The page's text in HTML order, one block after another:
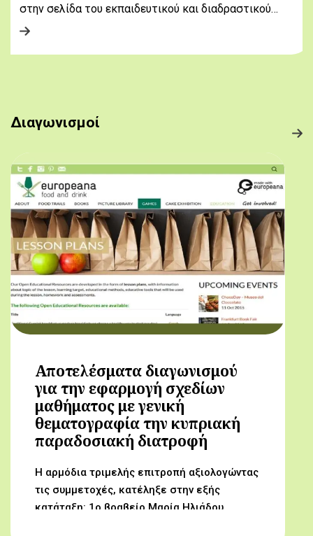
στην σελίδα του εκπαιδευτικού και διαδραστικού…
Διαγωνισμοί
Αποτελέσματα διαγωνισμού
για την εφαρμογή σχεδίων
μαθήματος με γενική
θεματογραφία την κυπριακή
παραδοσιακή διατροφή
Η αρμόδια τριμελής επιτροπή αξιολογώντας
τις συμμετοχές, κατέληξε στην εξής
κατάταξη: 1ο βραβείο Μαρία Ηλιάδου,